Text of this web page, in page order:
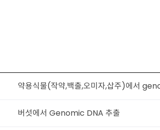
약용식물(작약,백출,오미자,삽주)에서
버섯에서 Genomic DNA 추출